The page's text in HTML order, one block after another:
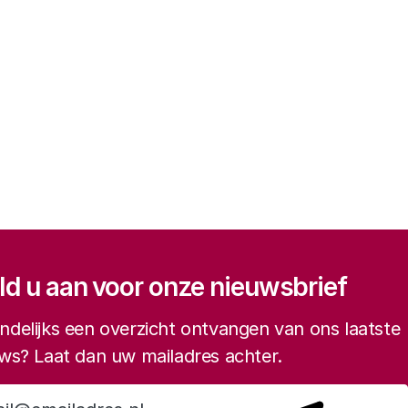
u aan voor onze nieuwsbrief
een overzicht ontvangen van ons laatste
Laat dan uw mailadres achter.
Aanmelden